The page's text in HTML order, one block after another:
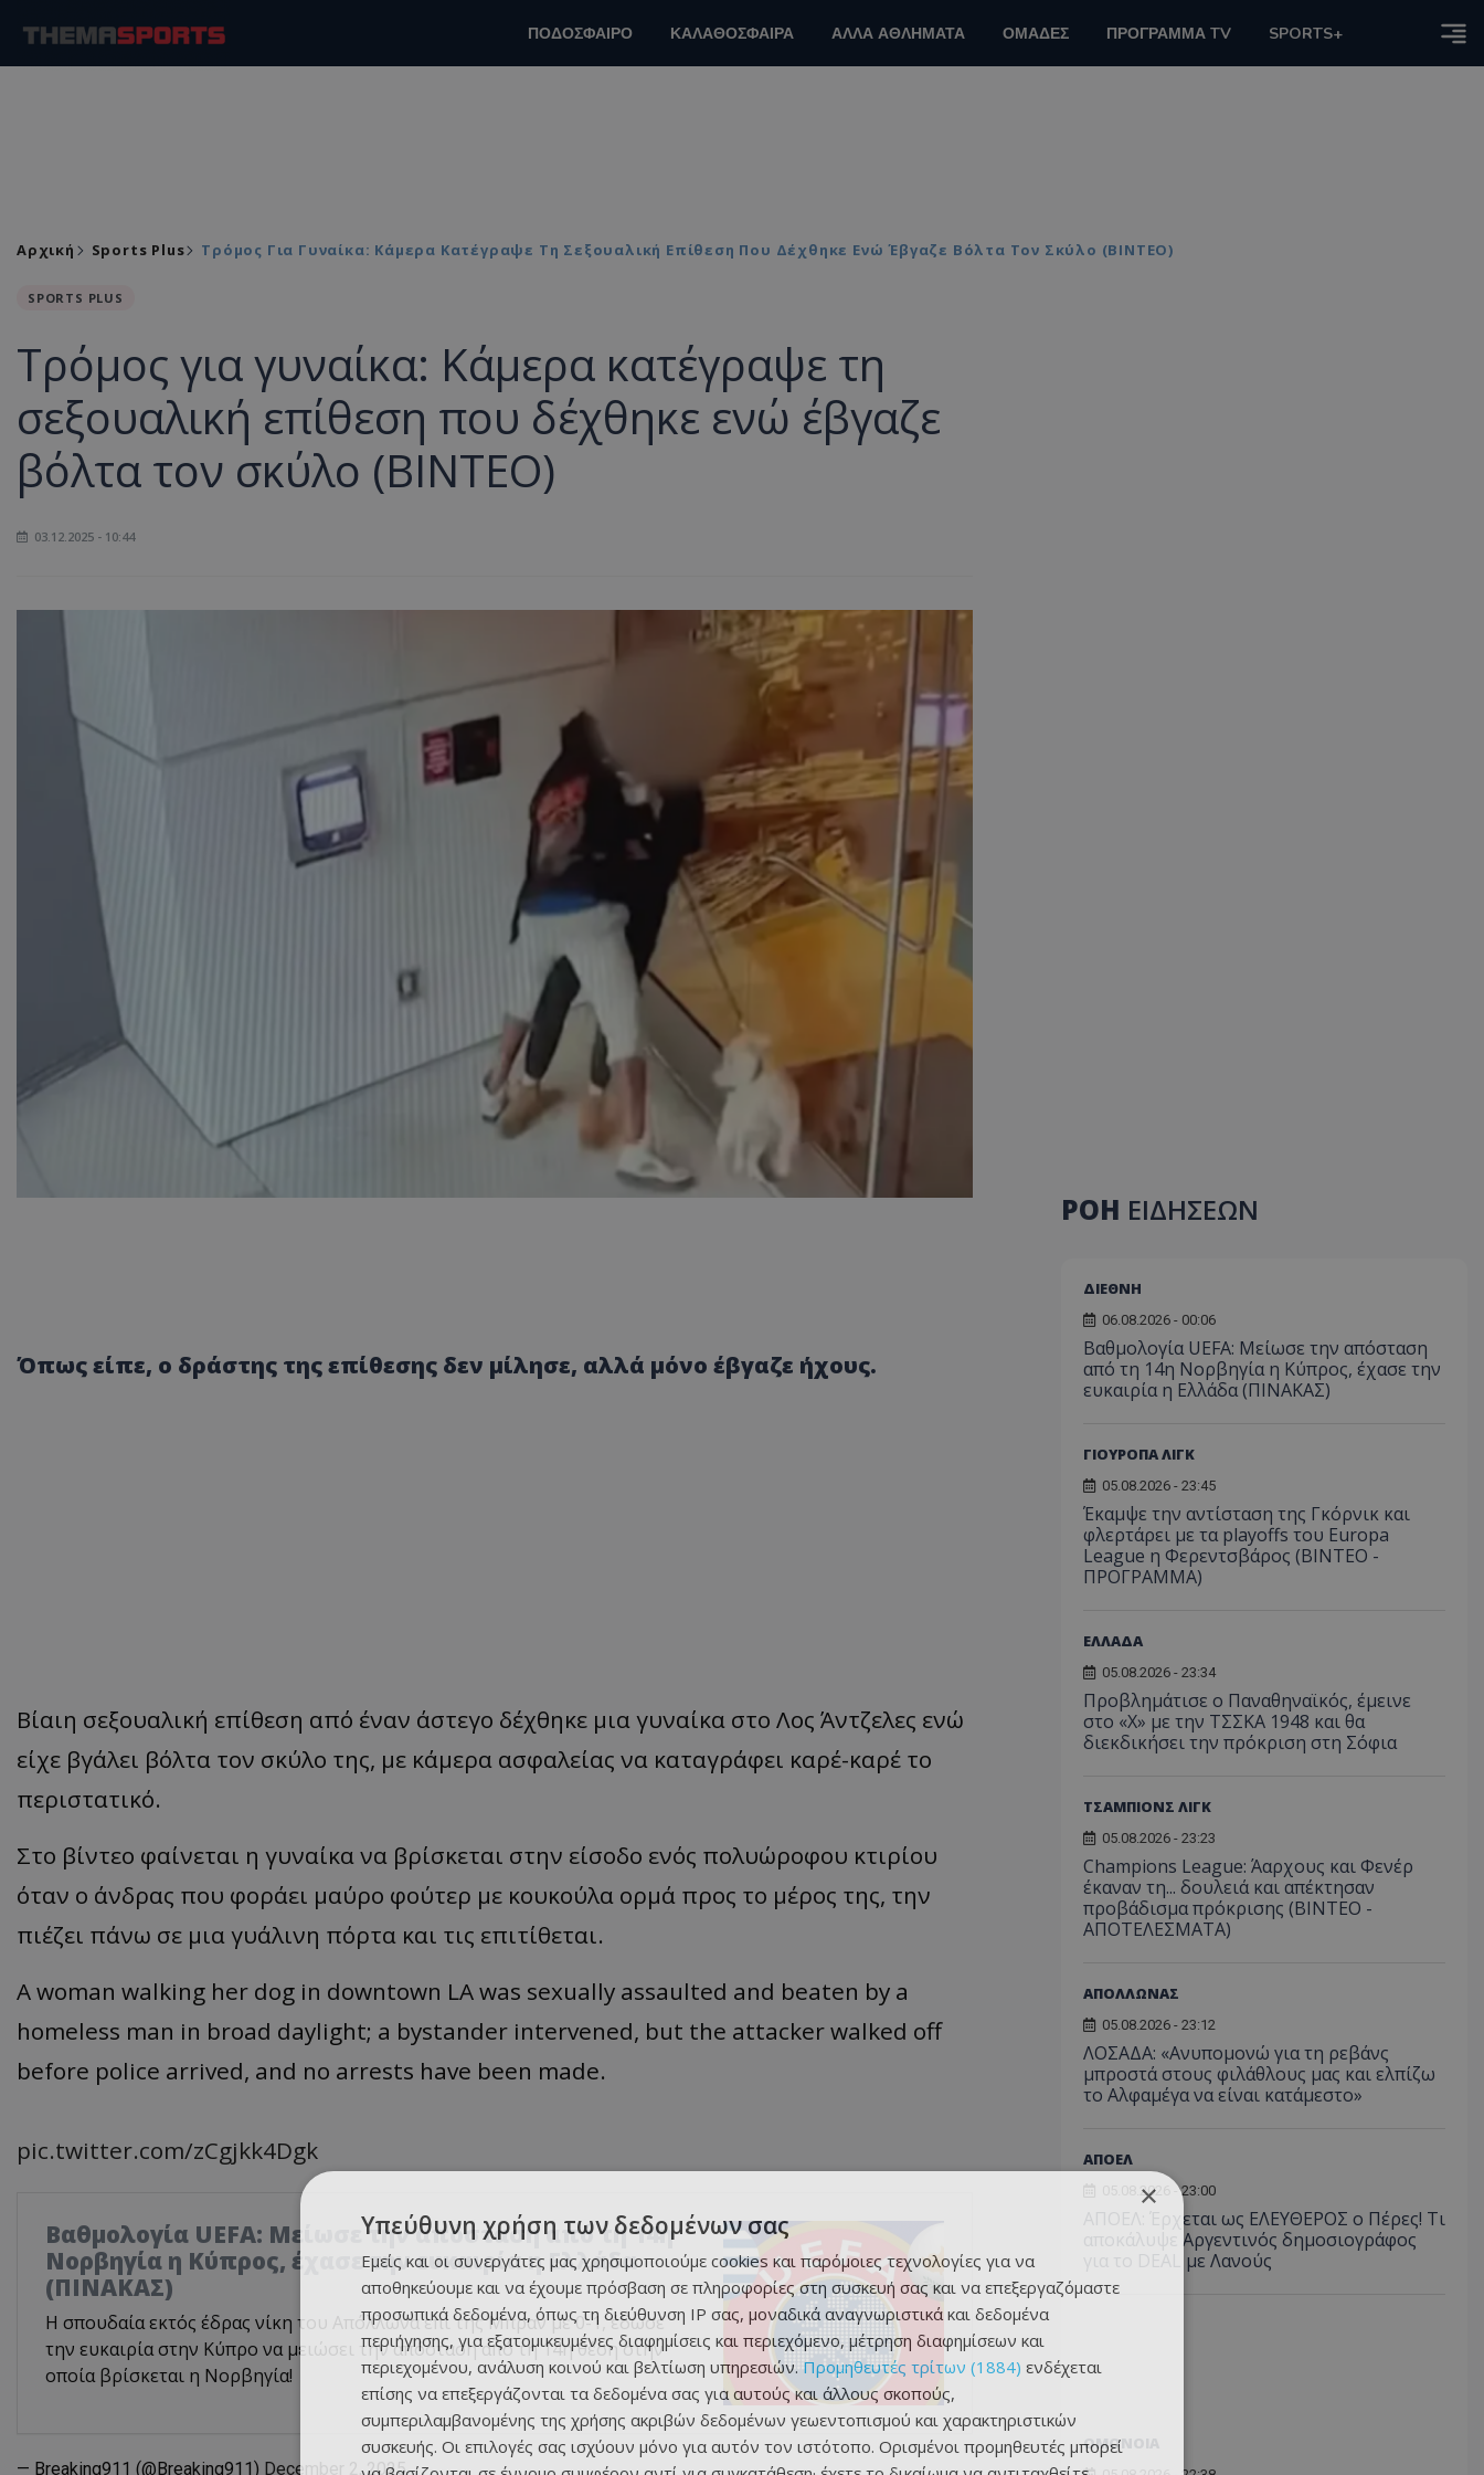
ΠΟΔΟΣΦΑΙΡΟ ΚΑΛΑΘΟΣΦΑΙΡΑ ΑΛΛΑ ΑΘΛΗΜΑΤΑ ΟΜΑΔΕΣ ΠΡΟΓΡΑΜΜΑ TV SPORTS+
Αρχική Sports Plus Τρόμος Για Γυναίκα: Κάμερα Κατέγραψε Τη Σεξουαλική Επίθεση Που Δέχθηκε Ενώ Έβγαζε Βόλτα Τον Σκύλο (ΒΙΝΤΕΟ)
SPORTS PLUS
Τρόμος για γυναίκα: Κάμερα κατέγραψε τη
σεξουαλική επίθεση που δέχθηκε ενώ έβγαζε
βόλτα τον σκύλο (ΒΙΝΤΕΟ)
03.12.2025 - 10:44
Όπως είπε, ο δράστης της επίθεσης δεν μίλησε, αλλά μόνο έβγαζε ήχους.
Βίαιη σεξουαλική επίθεση από έναν άστεγο δέχθηκε μια γυναίκα στο Λος Άντζελες ενώ
είχε βγάλει βόλτα τον σκύλο της, με κάμερα ασφαλείας να καταγράφει καρέ-καρέ το
περιστατικό.
Στο βίντεο φαίνεται η γυναίκα να βρίσκεται στην είσοδο ενός πολυώροφου κτιρίου
όταν ο άνδρας που φοράει μαύρο φούτερ με κουκούλα ορμά προς το μέρος της, την
πιέζει πάνω σε μια γυάλινη πόρτα και τις επιτίθεται.
A woman walking her dog in downtown LA was sexually assaulted and beaten by a
homeless man in broad daylight; a bystander intervened, but the attacker walked off
before police arrived, and no arrests have been made.
pic.twitter.com/zCgjkk4Dgk
Βαθμολογία UEFA: Μείωσε την απόσταση από τη 14η
Νορβηγία η Κύπρος, έχασε την ευκαιρία η Ελλάδα
(ΠΙΝΑΚΑΣ)
Η σπουδαία εκτός έδρας νίκη του Απόλλωνα επί της Μπραν με 0-1, έδωσε
την ευκαιρία στην Κύπρο να μειώσει την απόσταση από τη 14η θέση στην
οποία βρίσκεται η Νορβηγία!
— Breaking911 (@Breaking911) December 2, 2025
ΡΟΗ ΕΙΔΗΣΕΩΝ
ΔΙΕΘΝΗ
06.08.2026 - 00:06
Βαθμολογία UEFA: Μείωσε την απόσταση
από τη 14η Νορβηγία η Κύπρος, έχασε την
ευκαιρία η Ελλάδα (ΠΙΝΑΚΑΣ)
ΓΙΟΥΡΟΠΑ ΛΙΓΚ
05.08.2026 - 23:45
Έκαμψε την αντίσταση της Γκόρνικ και
φλερτάρει με τα playoffs του Europa
League η Φερεντσβάρος (ΒΙΝΤΕΟ -
ΠΡΟΓΡΑΜΜΑ)
ΕΛΛΑΔΑ
05.08.2026 - 23:34
Προβλημάτισε ο Παναθηναϊκός, έμεινε
στο «Χ» με την ΤΣΣΚΑ 1948 και θα
διεκδικήσει την πρόκριση στη Σόφια
ΤΣΑΜΠΙΟΝΣ ΛΙΓΚ
05.08.2026 - 23:23
Champions League: Άαρχους και Φενέρ
έκαναν τη... δουλειά και απέκτησαν
προβάδισμα πρόκρισης (ΒΙΝΤΕΟ -
ΑΠΟΤΕΛΕΣΜΑΤΑ)
ΑΠΟΛΛΩΝΑΣ
05.08.2026 - 23:12
ΛΟΣΑΔΑ: «Ανυπομονώ για τη ρεβάνς
μπροστά στους φιλάθλους μας και ελπίζω
το Αλφαμέγα να είναι κατάμεστο»
ΑΠΟΕΛ
05.08.2026 - 23:00
ΑΠΟΕΛ: Έρχεται ως ΕΛΕΥΘΕΡΟΣ ο Πέρες! Τι
αποκάλυψε Αργεντινός δημοσιογράφος
για το DEAL με Λανούς
ΟΜΟΝΟΙΑ
×
Υπεύθυνη χρήση των δεδομένων σας
Εμείς και οι συνεργάτες μας χρησιμοποιούμε cookies και παρόμοιες τεχνολογίες για να
αποθηκεύουμε και να έχουμε πρόσβαση σε πληροφορίες στη συσκευή σας και να επεξεργαζόμαστε
προσωπικά δεδομένα, όπως τη διεύθυνση IP σας, μοναδικά αναγνωριστικά και δεδομένα
περιήγησης, για εξατομικευμένες διαφημίσεις και περιεχόμενο, μέτρηση διαφημίσεων και
περιεχομένου, ανάλυση κοινού και βελτίωση υπηρεσιών.Προμηθευτές τρίτων (1884) ενδέχεται
επίσης να επεξεργάζονται τα δεδομένα σας για αυτούς και άλλους σκοπούς,
συμπεριλαμβανομένης της χρήσης ακριβών δεδομένων γεωεντοπισμού και χαρακτηριστικών
συσκευής. Οι επιλογές σας ισχύουν μόνο για αυτόν τον ιστότοπο. Ορισμένοι προμηθευτές μπορεί